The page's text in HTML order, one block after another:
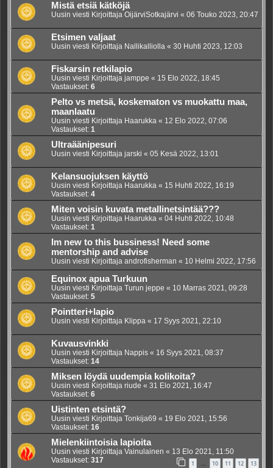
Mistä etsiä kätköjä
Uusin viesti Kirjoittaja OijärviSotkajärvi « 06 Touko 2023, 20:47
Etsimen valjaat
Uusin viesti Kirjoittaja Nallikalliolla « 30 Huhti 2023, 12:03
Fiskarsin retkilapio
Uusin viesti Kirjoittaja jamppe « 15 Elo 2022, 18:45
Vastaukset: 6
Pelto vs metsä, koskematon vs muokattu maa,
maanlaatu
Uusin viesti Kirjoittaja Haarukka « 12 Elo 2022, 07:06
Vastaukset: 1
Ultraäänipesuri
Uusin viesti Kirjoittaja jarski « 05 Kesä 2022, 13:01
Kelansuojuksen käyttö
Uusin viesti Kirjoittaja Haarukka « 15 Huhti 2022, 16:19
Vastaukset: 4
Miten voisin kuvata metallinetsintää???
Uusin viesti Kirjoittaja Haarukka « 04 Huhti 2022, 10:48
Vastaukset: 1
Im new to this bussiness! Need some
mentorship and advise
Uusin viesti Kirjoittaja androfisherman « 10 Helmi 2022, 17:56
Equinox apua Turkuun
Uusin viesti Kirjoittaja Turun jeppe « 10 Marras 2021, 09:28
Vastaukset: 5
Pointteri+lapio
Uusin viesti Kirjoittaja Klippa « 17 Syys 2021, 22:10
Kuvausvinkki
Uusin viesti Kirjoittaja Nappis « 16 Syys 2021, 08:37
Vastaukset: 14
Miksen löydä uudempia kolikoita?
Uusin viesti Kirjoittaja riude « 31 Elo 2021, 16:47
Vastaukset: 6
Uistinten etsintä?
Uusin viesti Kirjoittaja Tonkija69 « 19 Elo 2021, 15:56
Vastaukset: 16
Mielenkiintoisia lapioita
Uusin viesti Kirjoittaja Vainulainen « 13 Elo 2021, 11:50
Vastaukset: 317 1 10 11 12 13